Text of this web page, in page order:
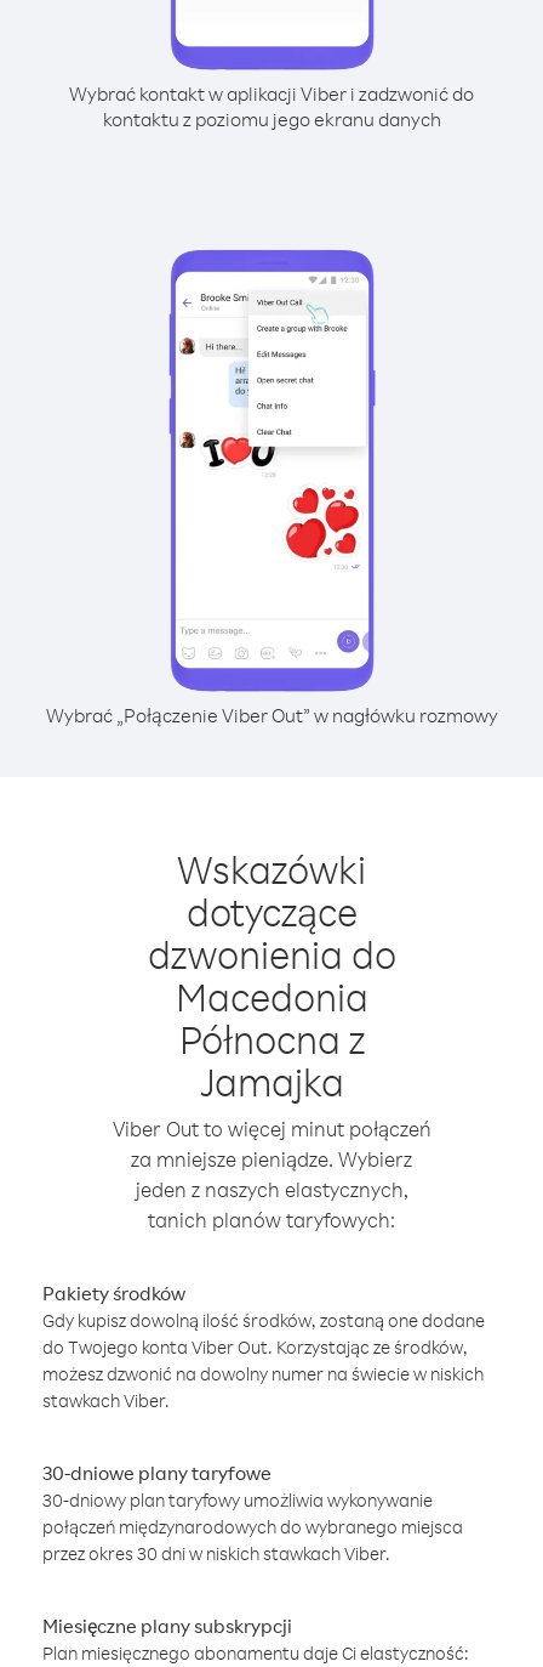
Wybrać kontakt w aplikacji Viber i zadzwonić do
kontaktu z poziomu jego ekranu danych
Wybrać „Połączenie Viber Out” w nagłówku rozmowy
Wskazówki
dotyczące
dzwonienia do
Macedonia
Północna z
Jamajka
Viber Out to więcej minut połączeń
za mniejsze pieniądze. Wybierz
jeden z naszych elastycznych,
tanich planów taryfowych:
Pakiety środków
Gdy kupisz dowolną ilość środków, zostaną one dodane
do Twojego konta Viber Out. Korzystając ze środków,
możesz dzwonić na dowolny numer na świecie w niskich
stawkach Viber.
30-dniowe plany taryfowe
30-dniowy plan taryfowy umożliwia wykonywanie
połączeń międzynarodowych do wybranego miejsca
przez okres 30 dni w niskich stawkach Viber.
Miesięczne plany subskrypcji
Plan miesięcznego abonamentu daje Ci elastyczność: